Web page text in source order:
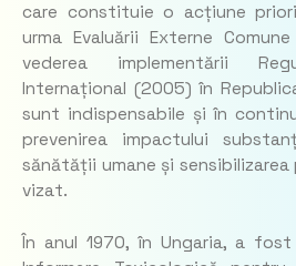
care constituie o acțiune
urma Evaluării Externe
vederea implementării
Internațional (2005) în
sunt indispensabile și în
prevenirea impactului
sănătății umane și
vizat.
În anul 1970, în Ungaria, a